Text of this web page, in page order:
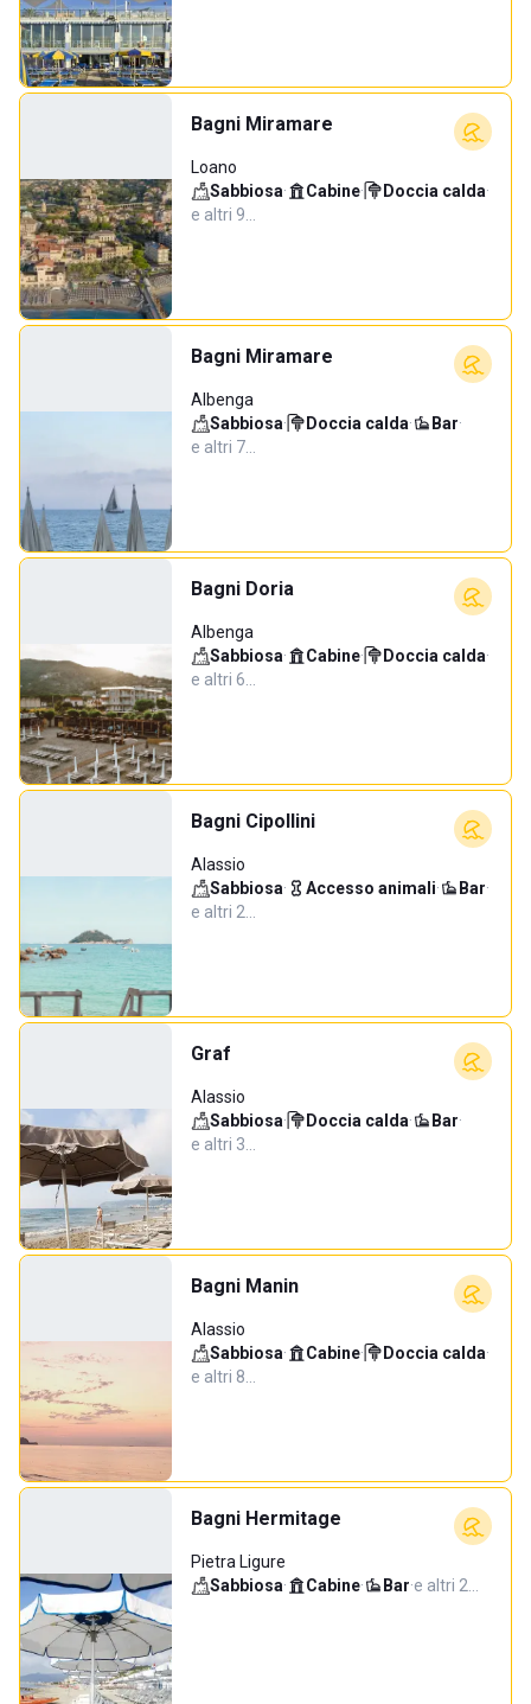
Bagni Miramare
Loano
Sabbiosa· Cabine· Doccia calda·
e altri 9…
Bagni Miramare
Albenga
Sabbiosa· Doccia calda· Bar·
e altri 7…
Bagni Doria
Albenga
Sabbiosa· Cabine· Doccia calda·
e altri 6…
Bagni Cipollini
Alassio
Sabbiosa· Accesso animali· Bar·
e altri 2…
Graf
Alassio
Sabbiosa· Doccia calda· Bar·
e altri 3…
Bagni Manin
Alassio
Sabbiosa· Cabine· Doccia calda·
e altri 8…
Bagni Hermitage
Pietra Ligure
Sabbiosa· Cabine· Bar·e altri 2…